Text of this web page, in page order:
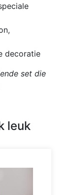
decoratie
set die
leuk